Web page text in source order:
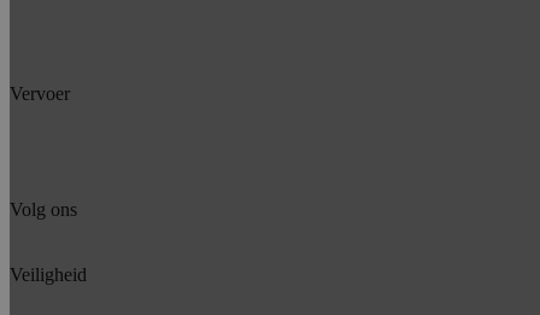
Vervoer
Volg ons
Veiligheid